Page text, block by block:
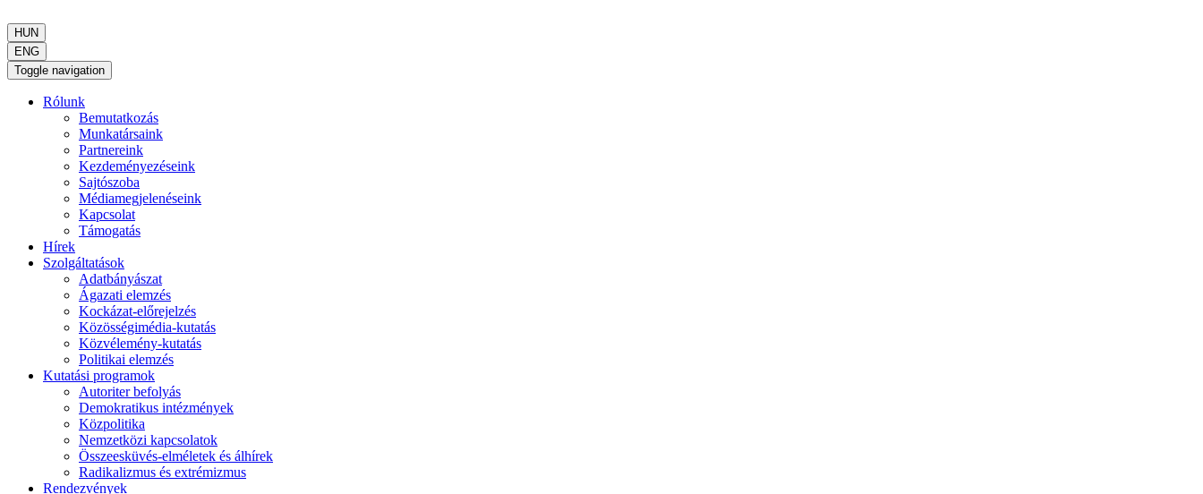
HUN
ENG
Toggle navigation
Rólunk
Bemutatkozás
Munkatársaink
Partnereink
Kezdeményezéseink
Sajtószoba
Médiamegjelenéseink
Kapcsolat
Támogatás
Hírek
Szolgáltatások
Adatbányászat
Ágazati elemzés
Kockázat-előrejelzés
Közösségimédia-kutatás
Közvélemény-kutatás
Politikai elemzés
Kutatási programok
Autoriter befolyás
Demokratikus intézmények
Közpolitika
Nemzetközi kapcsolatok
Összeesküvés-elméletek és álhírek
Radikalizmus és extrémizmus
Rendezvények